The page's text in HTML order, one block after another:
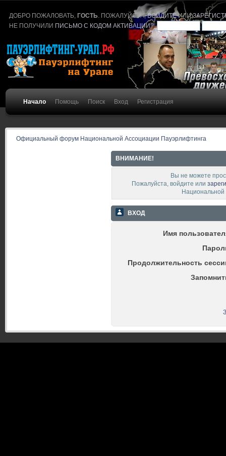
ДОБРО ПОЖАЛОВАТЬ,ГОСТЬ . ПОЖАЛУЙСТА,ВОЙДИТЕИЛИ
НЕ ПОЛУЧИЛИ ПИСЬМО С КОДОМ АКТИВАЦИИ?
Начало Помощь Поиск Вход Регистрация
Официальный форум Национальной Ассоциации Пауэрлифтинга
ВНИМАНИЕ!
Вы не можете
Пожалуйста, войдите или
Национальной
ВХОД
Имя
Продолжительность